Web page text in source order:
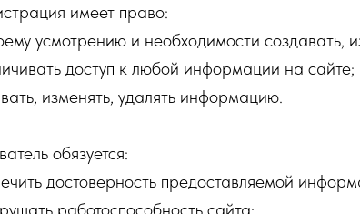
имеет право:
усмотрению и необходимости создавать,
доступ к любой информации на сайте;
изменять, удалять информацию.
обязуется:
достоверность предоставляемой
работоспособность сайта;